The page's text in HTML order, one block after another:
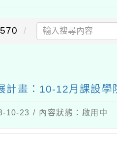
畫：10-12月課設學
10-23 / 內容狀態：啟用中